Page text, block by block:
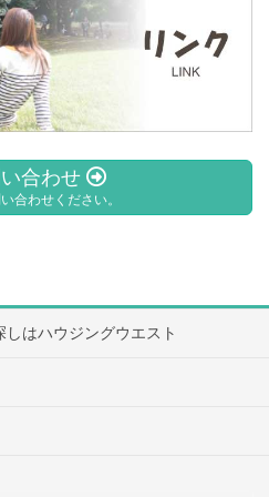
合わせ
合わせください。
はハウジングウエスト